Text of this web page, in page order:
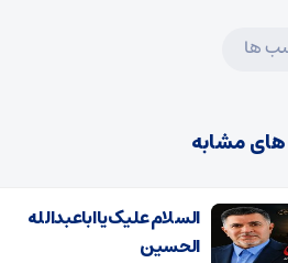
ها
مشابه
السلام علیک یا اباعبدالله
الحسین